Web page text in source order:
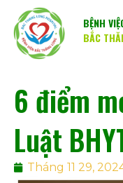
BỆNH
BẮC
6 điểm
Luật
Tháng 11 29,